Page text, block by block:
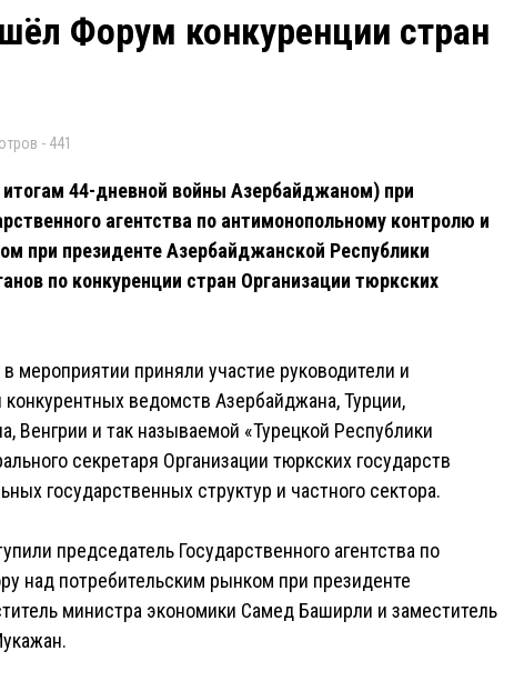
Форум конкуренции стран
- 441
44-дневной войны Азербайджаном) при
агентства по антимонопольному контролю и
при президенте Азербайджанской Республики
по конкуренции стран Организации тюркских
мероприятии приняли участие руководители и
ведомств Азербайджана, Турции,
Венгрии и так называемой «Турецкой Республики
секретаря Организации тюркских государств
государственных структур и частного сектора.
председатель Государственного агентства по
над потребительским рынком при президенте
министра экономики Самед Баширли и заместитель